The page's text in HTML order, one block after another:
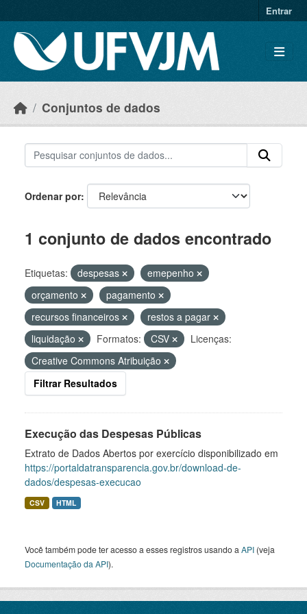
Entrar
Conjuntos de dados
Ordenar por
1 conjunto de dados encontrado
Etiquetas: despesas
emepenho
orçamento
pagamento
recursos financeiros
restos a pagar
liquidação
Formatos: CSV
Licenças:
Creative Commons Atribuição
Filtrar Resultados
Execução das Despesas Públicas
Extrato de Dados Abertos por exercício disponibilizado em
https://portaldatransparencia.gov.br/download-de-
dados/despesas-execucao
CSV HTML
Você também pode ter acesso a esses registros usando a API (veja
Documentação da API).